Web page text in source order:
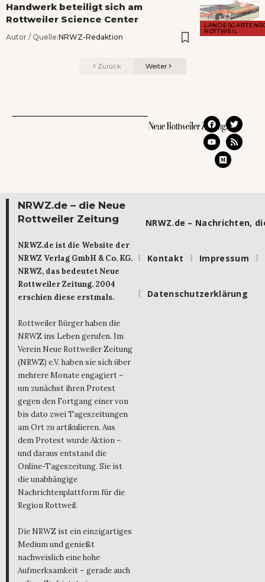
ROTTWEIL
Handwerk beteiligt sich am
Rottweiler Science Center
Autor / Quelle:NRWZ-Redaktion
Zurück Weiter
NRWZ.de – die Neue
Rottweiler Zeitung
NRWZ.de ist die Website der
NRWZ Verlag GmbH & Co. KG.
NRWZ, das bedeutet Neue
Rottweiler Zeitung. 2004
erschien diese erstmals.
Rottweiler Bürger haben die
NRWZ ins Leben gerufen. Im
Verein Neue Rottweiler Zeitung
(NRWZ) e.V. haben sie sich über
mehrere Monate engagiert –
um zunächst ihren Protest
gegen den Fortgang einer von
bis dato zwei Tageszeitungen
am Ort zu artikulieren. Aus
dem Protest wurde Aktion –
und daraus entstand die
Online-Tageszeitung. Sie ist
die unabhängige
Nachrichtenplattform für die
Region Rottweil.
Die NRWZ ist ein einzigartiges
Medium und genießt
nachweislich eine hohe
Aufmerksamkeit – gerade auch
NRWZ.de – Nachrichten,
Kontakt Impressum
Datenschutzerklärung